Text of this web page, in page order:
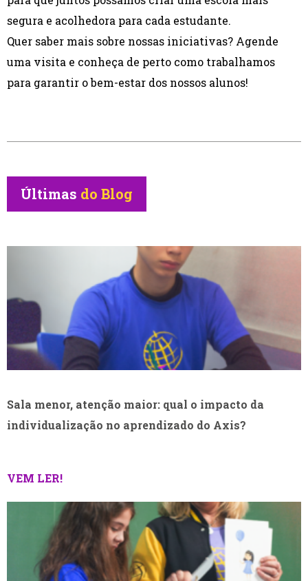
segura e acolhedora para cada estudante.
Quer saber mais sobre nossas iniciativas? Agende
uma visita e conheça de perto como trabalhamos
para garantir o bem-estar dos nossos alunos!
Últimas do Blog
Sala menor, atenção maior: qual o impacto da
individualização no aprendizado do Axis?
VEM LER!